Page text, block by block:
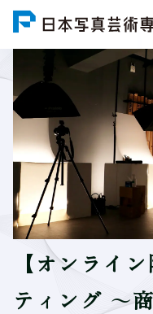
【オンライ
ティング ～